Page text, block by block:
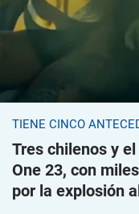
TIENE CINCO
Tres chilenos y
One 23, con
por la explosión